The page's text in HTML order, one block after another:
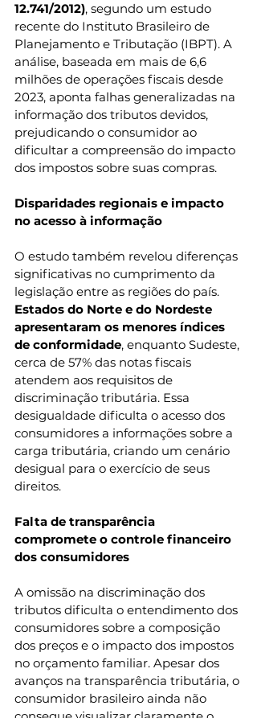
12.741/2012), segundo um estudo
recente do Instituto Brasileiro de
Planejamento e Tributação (IBPT). A
análise, baseada em mais de 6,6
milhões de operações fiscais desde
2023, aponta falhas generalizadas na
informação dos tributos devidos,
prejudicando o consumidor ao
dificultar a compreensão do impacto
dos impostos sobre suas compras.
Disparidades regionais e impacto
no acesso à informação
O estudo também revelou diferenças
significativas no cumprimento da
legislação entre as regiões do país.
Estados do Norte e do Nordeste
apresentaram os menores índices
de conformidade, enquanto Sudeste,
cerca de 57% das notas fiscais
atendem aos requisitos de
discriminação tributária. Essa
desigualdade dificulta o acesso dos
consumidores a informações sobre a
carga tributária, criando um cenário
desigual para o exercício de seus
direitos.
Falta de transparência
compromete o controle financeiro
dos consumidores
A omissão na discriminação dos
tributos dificulta o entendimento dos
consumidores sobre a composição
dos preços e o impacto dos impostos
no orçamento familiar. Apesar dos
avanços na transparência tributária, o
consumidor brasileiro ainda não